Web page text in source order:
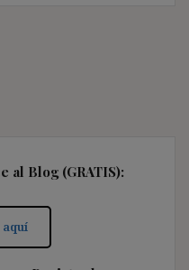
al Blog (GRATIS):
aquí